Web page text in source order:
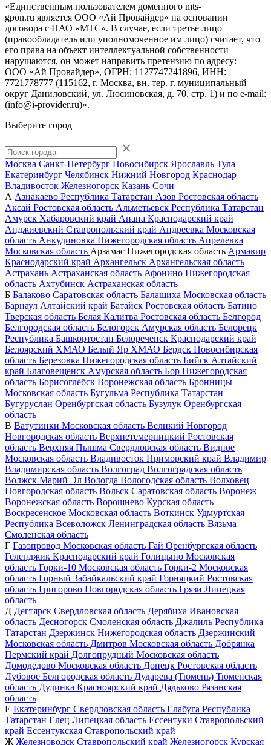
«Единственным пользователем доменного mts-
gpon.ru является ООО «Ай Провайдер» на основании
договора с ПАО «МТС». В случае, если третье лицо
(правообладатель или уполномоченное им лицо) считает, что
его права на объект интеллектуальной собственности
нарушаются, он может направить претензию по адресу:
ООО «Ай Провайдер», ОГРН: 1127747241896, ИНН:
7721778777 (115162, г. Москва, вн. тер. г. муниципальный
округ Даниловский, ул. Люсиновская, д. 70, стр. 1) и по e-mail:
(info@i-provider.ru)».
Выберите город
Москва Санкт-Петербург Новосибирск Ярославль Тула
Екатеринбург Челябинск Нижний Новгород Краснодар
Владивосток Железногорск Казань Сочи
А Азнакаево Республика Татарстан Азов Ростовская область
Аксай Ростовская область Альметьевск Республика Татарстан
Амурск Хабаровский край Анапа Краснодарский край
Анджиевский Ставропольский край Андреевка Московская
область Анкудиновка Нижегородская область Апрелевка
Московская область Арзамас Нижегородская область Армавир
Краснодарский край Архангельск Архангельская область
Астрахань Астраханская область Афонино Нижегородская
область Ахтубинск Астраханская область
Б Балаково Саратовская область Балашиха Московская область
Барнаул Алтайский край Батайск Ростовская область Батино
Тверская область Белая Калитва Ростовская область Белгород
Белгородская область Белогорск Амурская область Белорецк
Республика Башкортостан Белореченск Краснодарский край
Белоярский ХМАО Белый Яр ХМАО Бердск Новосибирская
область Березовка Нижегородская область Бийск Алтайский
край Благовещенск Амурская область Бор Нижегородская
область Борисоглебск Воронежская область Бронницы
Московская область Бугульма Республика Татарстан
Бугуруслан Оренбургская область Бузулук Оренбургская
область
В Ватутинки Московская область Великий Новгород
Новгородская область Верхнетемерницкий Ростовская
область Верхняя Пышма Свердловская область Видное
Московская область Владивосток Приморский край Владимир
Владимирская область Волгоград Волгоградская область
Волжск Марий Эл Вологда Вологодская область Волховец
Новгородская область Вольск Саратовская область Воронеж
Воронежская область Ворошнево Курская область
Воскресенское Московская область Воткинск Удмуртская
Республика Всеволожск Ленинградская область Вязьма
Смоленская область
Г Газопровод Московская область Гай Оренбургская область
Геленджик Краснодарский край Голицыно Московская
область Горки-10 Московская область Горки-2 Московская
область Горный Забайкальский край Горняцкий Ростовская
область Григорово Новгородская область Грязи Липецкая
область
Д Дегтярск Свердловская область Дерябиха Ивановская
область Десногорск Смоленская область Джалиль Республика
Татарстан Дзержинск Нижегородская область Дзержинский
Московская область Дмитров Московская область Добрянка
Пермский край Долгопрудный Московская область
Домодедово Московская область Донецк Ростовская область
Дубовое Белгородская область Дударева (Тюмень) Тюменская
область Дудинка Красноярский край Дядьково Рязанская
область
Е Екатеринбург Свердловская область Елабуга Республика
Татарстан Елец Липецкая область Ессентуки Ставропольский
край Ессентукская Ставропольский край
Ж Железноводск Ставропольский край Железногорск Курская